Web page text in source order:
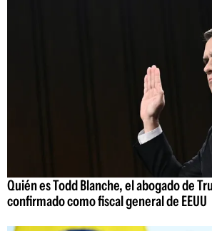
Quién es Todd Blanche, el abogado de
confirmado como fiscal general de EEUU